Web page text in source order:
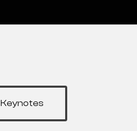
Keynotes